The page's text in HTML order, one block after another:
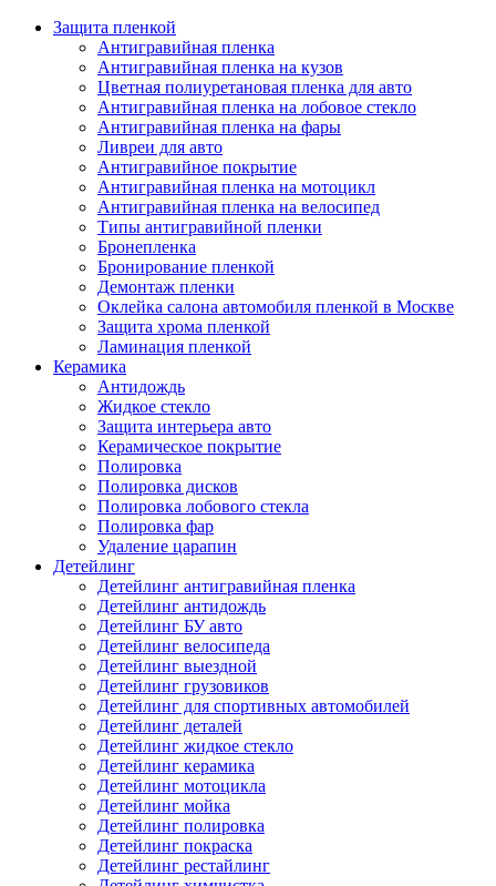
Защита пленкой
Антигравийная пленка
Антигравийная пленка на кузов
Цветная полиуретановая пленка для авто
Антигравийная пленка на лобовое стекло
Антигравийная пленка на фары
Ливреи для авто
Антигравийное покрытие
Антигравийная пленка на мотоцикл
Антигравийная пленка на велосипед
Типы антигравийной пленки
Бронепленка
Бронирование пленкой
Демонтаж пленки
Оклейка салона автомобиля пленкой в Москве
Защита хрома пленкой
Ламинация пленкой
Керамика
Антидождь
Жидкое стекло
Защита интерьера авто
Керамическое покрытие
Полировка
Полировка дисков
Полировка лобового стекла
Полировка фар
Удаление царапин
Детейлинг
Детейлинг антигравийная пленка
Детейлинг антидождь
Детейлинг БУ авто
Детейлинг велосипеда
Детейлинг выездной
Детейлинг грузовиков
Детейлинг для спортивных автомобилей
Детейлинг деталей
Детейлинг жидкое стекло
Детейлинг керамика
Детейлинг мотоцикла
Детейлинг мойка
Детейлинг полировка
Детейлинг покраска
Детейлинг рестайлинг